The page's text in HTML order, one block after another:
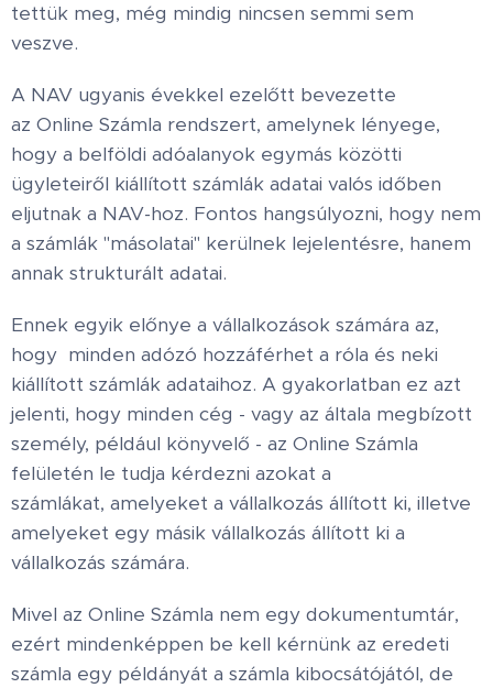
tettük meg, még mindig nincsen semmi sem
veszve.
A NAV ugyanis évekkel ezelőtt bevezette
az Online Számla rendszert, amelynek lényege,
hogy a belföldi adóalanyok egymás közötti
ügyleteiről kiállított számlák adatai valós időben
eljutnak a NAV-hoz. Fontos hangsúlyozni, hogy nem
a számlák "másolatai" kerülnek lejelentésre, hanem
annak strukturált adatai.
Ennek egyik előnye a vállalkozások számára az,
hogy minden adózó hozzáférhet a róla és neki
kiállított számlák adataihoz. A gyakorlatban ez azt
jelenti, hogy minden cég - vagy az általa megbízott
személy, például könyvelő - az Online Számla
felületén le tudja kérdezni azokat a
számlákat, amelyeket a vállalkozás állított ki, illetve
amelyeket egy másik vállalkozás állított ki a
vállalkozás számára.
Mivel az Online Számla nem egy dokumentumtár,
ezért mindenképpen be kell kérnünk az eredeti
számla egy példányát a számla kibocsátójától, de